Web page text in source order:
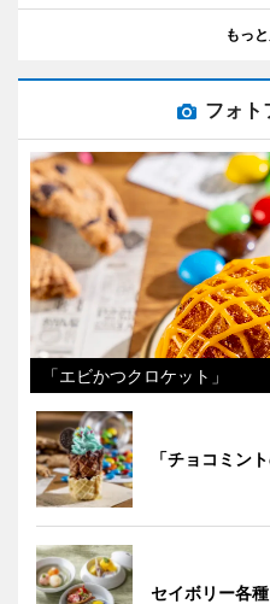
もっ
フォト
「エビかつクロケット」
「チョコミン
セイボリー各種